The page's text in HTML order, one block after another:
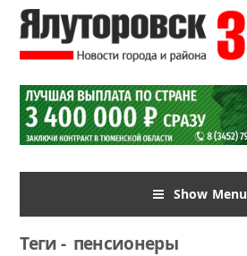
Show Menu
Теги-пенсионеры